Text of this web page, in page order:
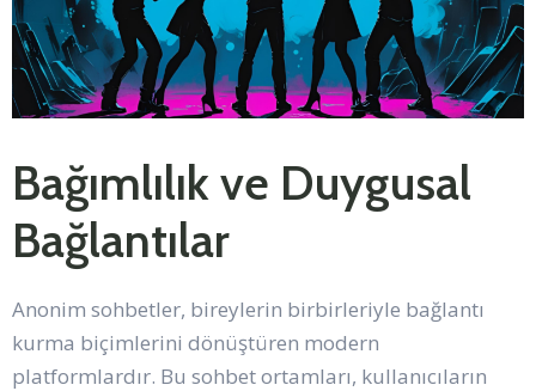
Bağımlılık ve Duygusal
Bağlantılar
Anonim sohbetler, bireylerin birbirleriyle bağlantı
kurma biçimlerini dönüştüren modern
platformlardır. Bu sohbet ortamları, kullanıcıların